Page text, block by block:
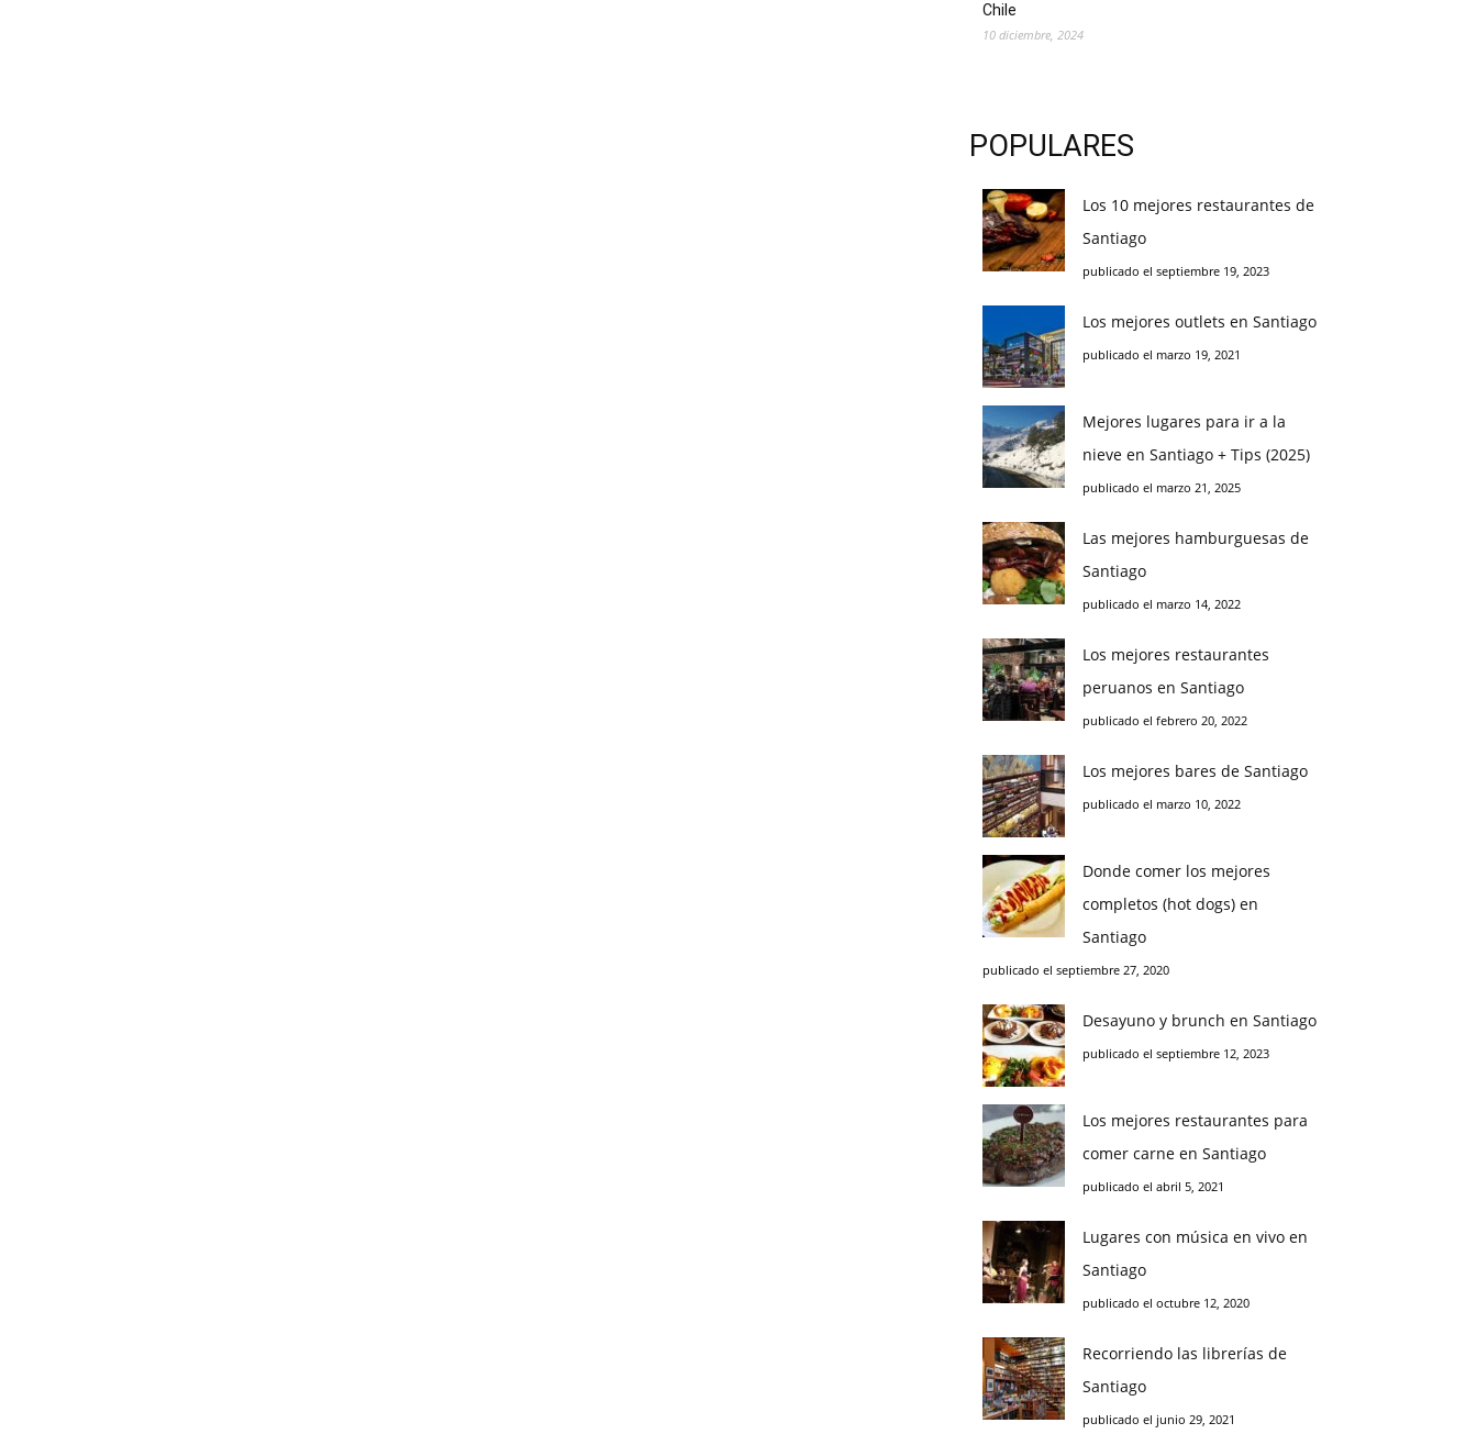
Chile
10 diciembre, 2024
POPULARES
Los 10 mejores restaurantes de
Santiago
publicado el septiembre 19, 2023
Los mejores outlets en Santiago
publicado el marzo 19, 2021
Mejores lugares para ir a la
nieve en Santiago + Tips (2025)
publicado el marzo 21, 2025
Las mejores hamburguesas de
Santiago
publicado el marzo 14, 2022
Los mejores restaurantes
peruanos en Santiago
publicado el febrero 20, 2022
Los mejores bares de Santiago
publicado el marzo 10, 2022
Donde comer los mejores
completos (hot dogs) en
Santiago
publicado el septiembre 27, 2020
Desayuno y brunch en Santiago
publicado el septiembre 12, 2023
Los mejores restaurantes para
comer carne en Santiago
publicado el abril 5, 2021
Lugares con música en vivo en
Santiago
publicado el octubre 12, 2020
Recorriendo las librerías de
Santiago
publicado el junio 29, 2021